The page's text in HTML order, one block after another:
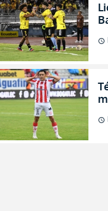
schedule
schedule